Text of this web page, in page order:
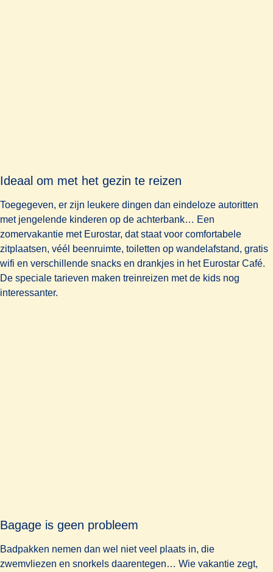
Ideaal om met het gezin te reizen
Toegegeven, er zijn leukere dingen dan eindeloze autoritten
met jengelende kinderen op de achterbank… Een
zomervakantie met Eurostar, dat staat voor comfortabele
zitplaatsen, véél beenruimte, toiletten op wandelafstand, gratis
wifi en verschillende snacks en drankjes in het Eurostar Café.
De speciale tarieven maken treinreizen met de kids nog
interessanter.
Bagage is geen probleem
Badpakken nemen dan wel niet veel plaats in, die
zwemvliezen en snorkels daarentegen… Wie vakantie zegt,